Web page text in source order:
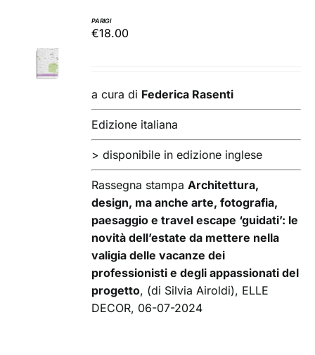
AL
CARRELLO
/
PARIGI
€18.00
a cura di Federica Rasenti
Edizione italiana
> disponibile in edizione inglese
Rassegna stampaArchitettura,
design, ma anche arte, fotografia,
paesaggio e travel escape ‘guidati’: le
novità dell’estate da mettere nella
valigia delle vacanze dei
professionisti e degli appassionati del
progetto, (di Silvia Airoldi), ELLE
DECOR, 06-07-2024